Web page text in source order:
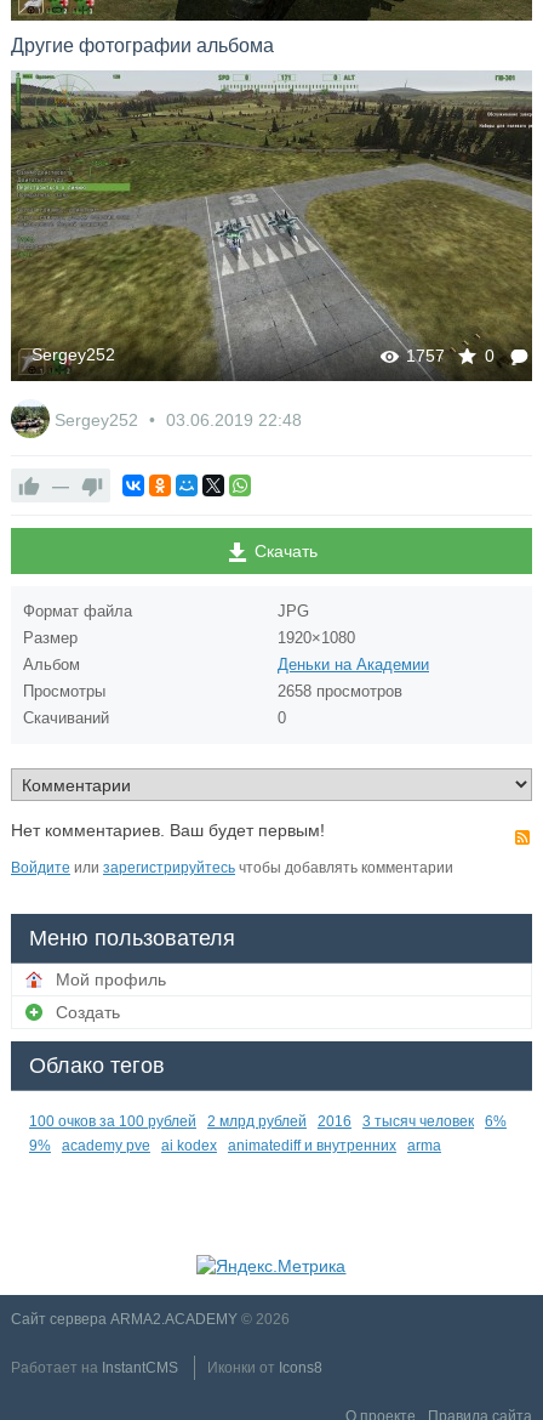
Другие фотографии альбома
1757 0
Sergey252
Sergey252 03.06.2019 22:48
—
Скачать
Формат файла
JPG
Размер
1920×1080
Альбом
Деньки на Академии
Просмотры
2658 просмотров
Скачиваний
0
Нет комментариев. Ваш будет первым!
Войдите или зарегистрируйтесьчтобы добавлять комментарии
Меню пользователя
Мой профиль
Создать
Облако тегов
100 очков за 100 рублей 2 млрд рублей 2016 3 тысяч человек
6%
9%
academy pve ai kodex animatediff и внутренних arma
Сайт сервера ARMA2.ACADEMY© 2026
Работает на InstantCMS Иконки от Icons8